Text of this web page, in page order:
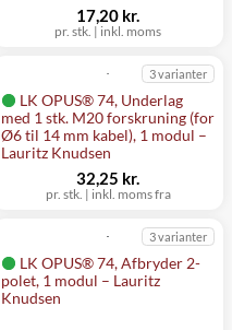
pr. stk. | inkl. moms
17,20 kr.
LK OPUS® 74, Underlag
med 1 stk. M20 forskruning (for
Ø6 til 14 mm kabel), 1 modul –
Lauritz Knudsen
3 varianter
pr. stk. | inkl. moms fra
32,25 kr.
LK OPUS® 74, Afbryder 2-
polet, 1 modul – Lauritz
Knudsen
3 varianter